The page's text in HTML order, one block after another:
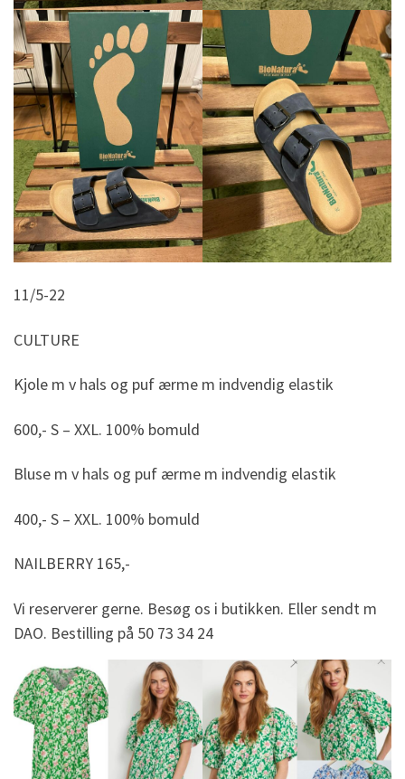
11/5-22
CULTURE
Kjole m v hals og puf ærme m indvendig elastik
600,- S – XXL. 100% bomuld
Bluse m v hals og puf ærme m indvendig elastik
400,- S – XXL. 100% bomuld
NAILBERRY 165,-
Vi reserverer gerne. Besøg os i butikken. Eller sendt m
DAO. Bestilling på 50 73 34 24